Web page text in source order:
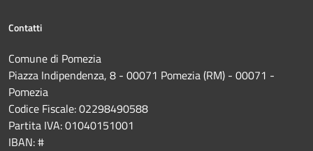
Contatti
Comune di Pomezia
Piazza Indipendenza, 8 - 00071 Pomezia (RM) - 00071 -
Pomezia
Codice Fiscale: 02298490588
Partita IVA: 01040151001
IBAN: #